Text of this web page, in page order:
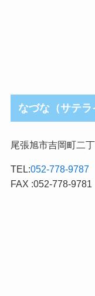
なづな（サテ
尾張旭市吉岡町二
TEL:052-778-9787
FAX :052-778-9781